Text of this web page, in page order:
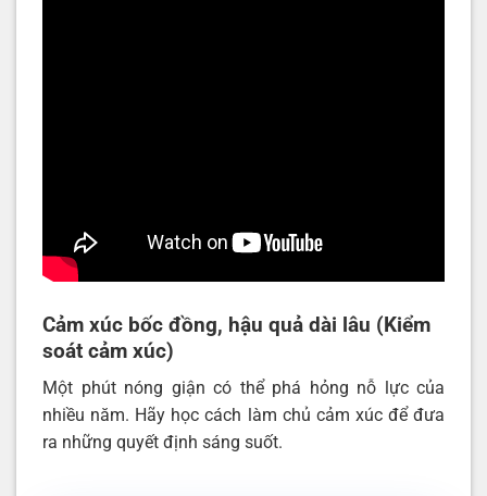
Cảm xúc bốc đồng, hậu quả dài lâu (Kiểm
soát cảm xúc)
Một phút nóng giận có thể phá hỏng nỗ lực của
nhiều năm. Hãy học cách làm chủ cảm xúc để đưa
ra những quyết định sáng suốt.